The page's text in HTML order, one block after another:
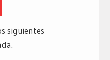
siguientes